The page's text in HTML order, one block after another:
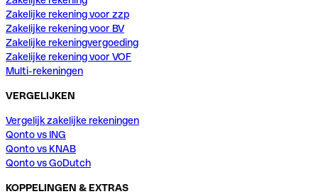
Zakelijke rekening voor zzp
Zakelijke rekening voor BV
Zakelijke rekeningvergoeding
Zakelijke rekening voor VOF
Multi-rekeningen
VERGELIJKEN
Vergelijk zakelijke rekeningen
Qonto vs ING
Qonto vs KNAB
Qonto vs GoDutch
KOPPELINGEN & EXTRAS